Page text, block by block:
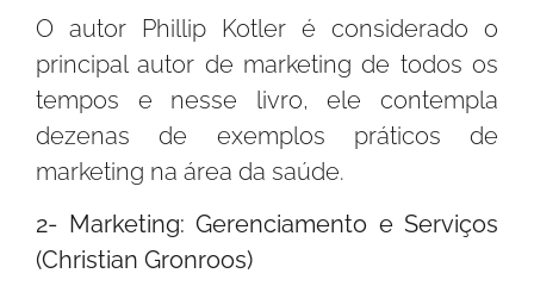
O autor Phillip Kotler é considerado o
principal autor de marketing de todos os
tempos e nesse livro, ele contempla
dezenas de exemplos práticos de
marketing na área da saúde.
2- Marketing: Gerenciamento e Serviços
(Christian Gronroos)